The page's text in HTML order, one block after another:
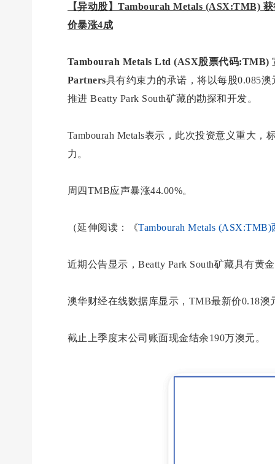
【异动股】Tambourah Metals (ASX:TMB)
价暴涨4成
Tambourah Metals Ltd (ASX股票代码:TMB)
Partners具有约束力的承诺，将以每股0.085
推进 Beatty Park South矿藏的勘探和开发。
Tambourah Metals表示，此次投资意义重大
力。
周四TMB应声暴涨44.00%。
（延伸阅读：《Tambourah Metals
近期公告显示，Beatty Park South矿藏具有黄
澳华财经在线数据库显示，TMB最新价0.18
截止上季度末公司账面现金结余190万澳元。